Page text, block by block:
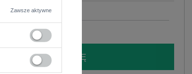
SIĘ I ZOBACZ CENĘ
Zawsze aktywne